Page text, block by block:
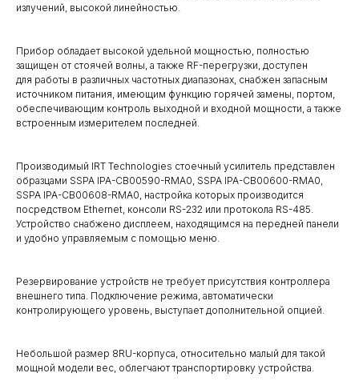
излучений, высокой линейностью.
Прибор обладает высокой удельной мощностью, полностью
защищен от стоячей волны, а также RF-перегрузки, доступен
для работы в различных частотных диапазонах, снабжен запасным
источником питания, имеющим функцию горячей замены, портом,
обеспечивающим контроль выходной и входной мощности, а также
встроенным измерителем последней.
Производимый IRT Technologies стоечный усилитель представлен
образцами SSPA IPA-CB00590-RMA0, SSPA IPA-CB00600-RMA0,
SSPA IPA-CB00608-RMA0, настройка которых производится
посредством Ethernet, консоли RS-232 или протокола RS-485.
Устройство снабжено дисплеем, находящимся на передней панели
и удобно управляемым с помощью меню.
Резервирование устройств не требует присутствия контроллера
внешнего типа. Подключение режима, автоматически
контролирующего уровень, выступает дополнительной опцией.
Небольшой размер 8RU-корпуса, относительно малый для такой
мощной модели вес, облегчают транспортировку устройства.